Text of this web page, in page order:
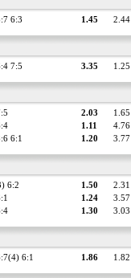
6:3 1.45 2.44
7:5 3.35 1.25
2.03 1.65
1.11 4.76
6:1 1.20 3.77
6:2 1.50 2.31
1.24 3.57
1.30 3.03
6:1 1.86 1.82